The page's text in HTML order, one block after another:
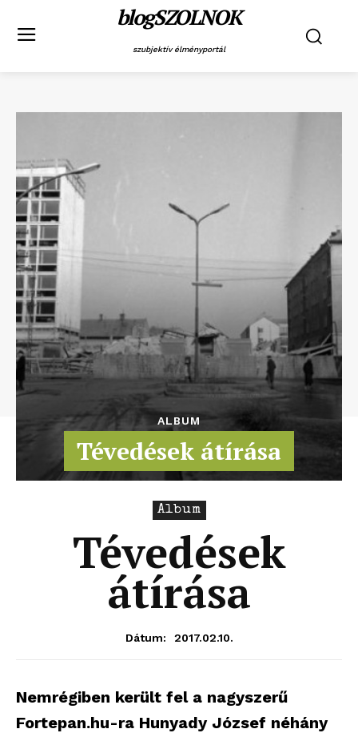
blogSZOLNOK
szubjektív élményportál
ALBUM
Tévedések átírása
Album
Tévedések
átírása
Dátum: 2017.02.10.
Nemrégiben került fel a nagyszerű
Fortepan.hu-ra Hunyady József néhány